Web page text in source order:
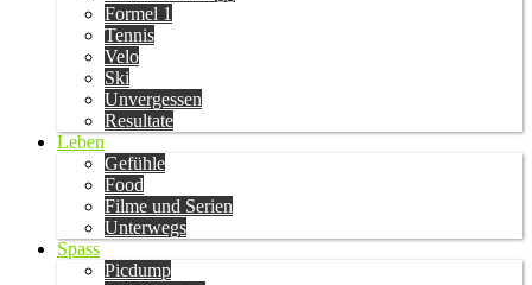
Formel 1
Tennis
Velo
Ski
Unvergessen
Resultate
Leben
Gefühle
Food
Filme und Serien
Unterwegs
Spass
Picdump